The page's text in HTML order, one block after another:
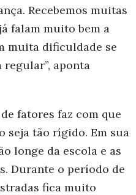
Recebemos muitas
falam muito bem a
muita dificuldade se
regular”, aponta
fatores faz com que
seja tão rígido. Em sua
longe da escola e as
Durante o período de
fica muito